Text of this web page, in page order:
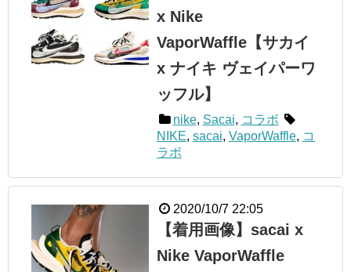
x Nike
VaporWaffle【サカイ
x ナイキ ヴェイパーワ
ッフル】
nike, Sacai, コラボ
NIKE, sacai, VaporWaffle, コ
ラボ
2020/10/7 22:05
【着用画像】sacai x
Nike VaporWaffle